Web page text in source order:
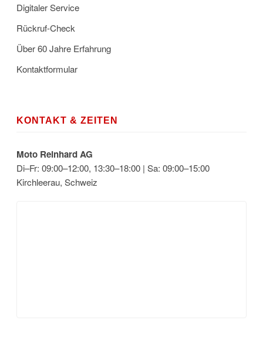
Digitaler Service
Rückruf-Check
Über 60 Jahre Erfahrung
Kontaktformular
KONTAKT & ZEITEN
Moto Reinhard AG
Di–Fr: 09:00–12:00, 13:30–18:00 | Sa: 09:00–15:00
Kirchleerau, Schweiz